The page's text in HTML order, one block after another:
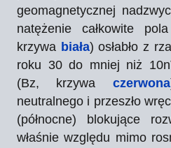
geomagnetycznej
natężenie całkowite
krzywa biała) osłabło z
roku 30 do mniej niż
(Bz, krzywa czerwona
neutralnego i przeszło
(północne) blokujące
właśnie względu mimo